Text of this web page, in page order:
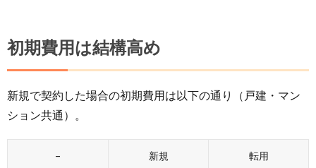
初期費用は結構高め
新規で契約した場合の初期費用は以下の通り（戸建・マン
ション共通）。
– 新規 転用